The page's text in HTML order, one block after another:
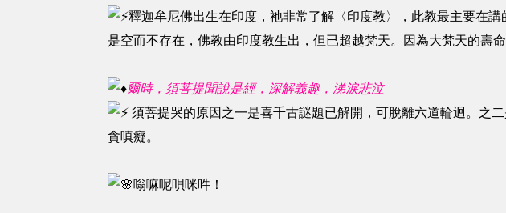
釋迦牟尼佛出生在印度，祂非常了解〈印度教〉，此教最主要在
是空而不存在，佛教由印度教生出，但已超越梵天。因為大梵天的壽
爾時，須菩提聞說是經，深解義趣，涕淚悲泣
須菩提哭的原因之一是喜千古謎題已解開，可脫離六道輪迴。之
貪嗔癡。
嗡嘛呢唄咪吽！